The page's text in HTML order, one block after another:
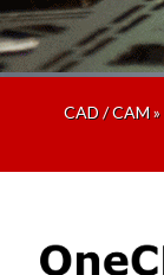
CAD / CAM»